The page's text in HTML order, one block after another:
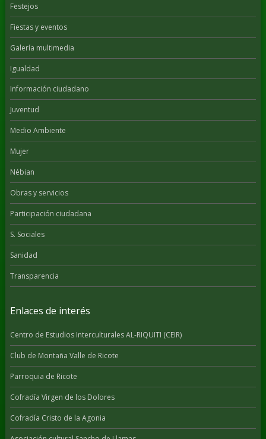
Festejos
Fiestas y eventos
Galería multimedia
Igualdad
Información ciudadano
Juventud
Medio Ambiente
Mujer
Nébian
Obras y servicios
Participación ciudadana
S. Sociales
Sanidad
Transparencia
Enlaces de interés
Centro de Estudios Interculturales AL-RIQUITI (CEIR)
Club de Montaña Valle de Ricote
Parroquia de Ricote
Cofradía Virgen de los Dolores
Cofradía Cristo de la Agonia